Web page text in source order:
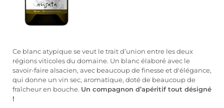
Ce blanc atypique se veut le trait d’union entre les deux
régions viticoles du domaine. Un blanc élaboré avec le
savoir-faire alsacien, avec beaucoup de finesse et d'élégance,
qui donne un vin sec, aromatique, doté de beaucoup de
fraîcheur en bouche. Un compagnon d’apéritif tout désigné
!